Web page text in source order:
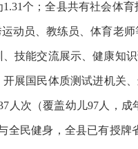
1.31个；全县共有社会体育
动员、教练员、体育老师
、技能交流展示、健康知
开展国民体质测试进机关
人次（覆盖幼儿97人，
全民健身， 全县已有授牌